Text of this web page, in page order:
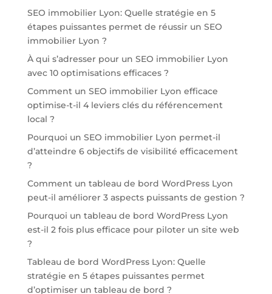
SEO immobilier Lyon: Quelle stratégie en 5
étapes puissantes permet de réussir un SEO
immobilier Lyon ?
À qui s’adresser pour un SEO immobilier Lyon
avec 10 optimisations efficaces ?
Comment un SEO immobilier Lyon efficace
optimise-t-il 4 leviers clés du référencement
local ?
Pourquoi un SEO immobilier Lyon permet-il
d’atteindre 6 objectifs de visibilité efficacement
?
Comment un tableau de bord WordPress Lyon
peut-il améliorer 3 aspects puissants de gestion ?
Pourquoi un tableau de bord WordPress Lyon
est-il 2 fois plus efficace pour piloter un site web
?
Tableau de bord WordPress Lyon: Quelle
stratégie en 5 étapes puissantes permet
d’optimiser un tableau de bord ?